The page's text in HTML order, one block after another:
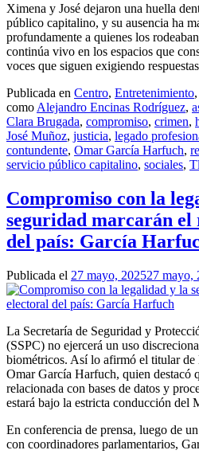
Ximena y José dejaron una huella
público capitalino, y su ausencia ha
profundamente a quienes los
continúa vivo en los espacios que
voces que siguen exigiendo
Publicada en Centro, Entretenimiento,
como Alejandro Encinas Rodríguez,
Clara Brugada, compromiso, crimen,
José Muñoz, justicia, legado
contundente, Omar García Harfuch,
servicio público capitalino, sociales,
Compromiso con la
seguridad marcarán
del país: García
Publicada el 27 mayo, 202527 mayo,
La Secretaría de Seguridad y
(SSPC) no ejercerá un uso
biométricos. Así lo afirmó el titular de
Omar García Harfuch, quien destacó
relacionada con bases de datos y
estará bajo la estricta conducción del
En conferencia de prensa, luego de
con coordinadores parlamentarios,